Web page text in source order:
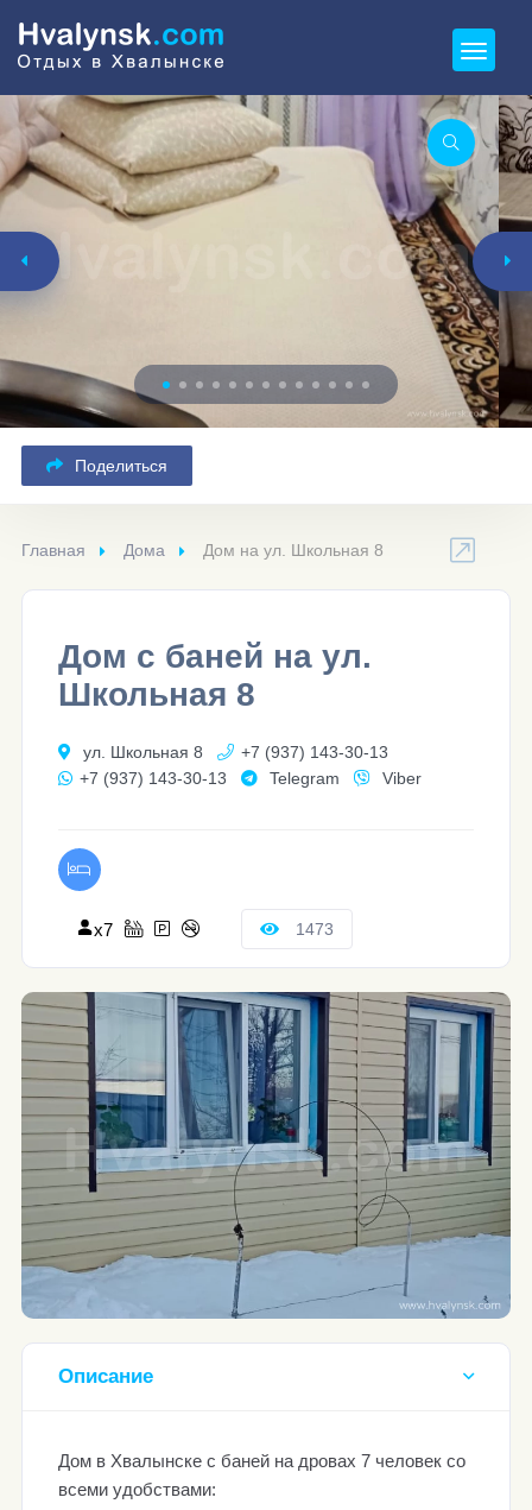
Поделиться
Главная Дома Дом на ул. Школьная 8
Дом с баней на ул.
Школьная 8
ул. Школьная 8
+7 (937) 143-30-13
+7 (937) 143-30-13
Telegram Viber
x7 1473
Описание
Дом в Хвалынске с баней на дровах 7 человек со
всеми удобствами: